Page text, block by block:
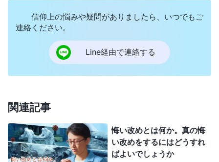
書に書かれていることを思い出してみてください。
られた女をひっぱってきて、中に立たせた上、イエ
で打ち殺せと命じましたが、あなたはどう思います
か』。…イエスは言われた、『わたしもあなたを罰
しない。お帰りなさい。今後はもう罪を犯さないよ
うに』。」（ヨハネによる福音書 8:3-11参照） この句
信仰上の悩みや疑問がありましたら、いつでもご
連絡ください。
Line経由で連絡する
関連記事
悔い改めとは何か。真の悔
い改めをするにはどうすれ
ばよいでしょうか